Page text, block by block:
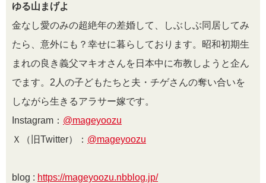
ゆる山まげよ
金なし愛のみの超絶年の差婚して、しぶしぶ同居してみ
たら、意外にも？幸せに暮らしております。昭和初期生
まれの良き義父マキオさんを日本中に布教しようと企ん
でます。 2 人の子どもたちと夫・チゲさんの奪い合いを
しながら生きるアラサー嫁です。
Instagram： @mageyoozu
Ｘ（旧Twitter）： @mageyoozu
blog : https://mageyoozu.nbblog.jp/